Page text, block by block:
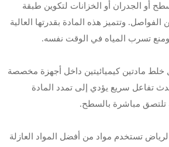
أو الجدران أو الخزانات لتكوين طبقة
وتتميز هذه المادة بقدرتها العالية
ومنع تسرب المياه في الوقت نفسه.
خلط مادتين كيميائيتين داخل أجهزة مخصصة
تفاعل سريع يؤدي إلى تمدد المادة
تلتصق مباشرة بالسطح.
تستخدم مواد من أفضل المواد العازلة